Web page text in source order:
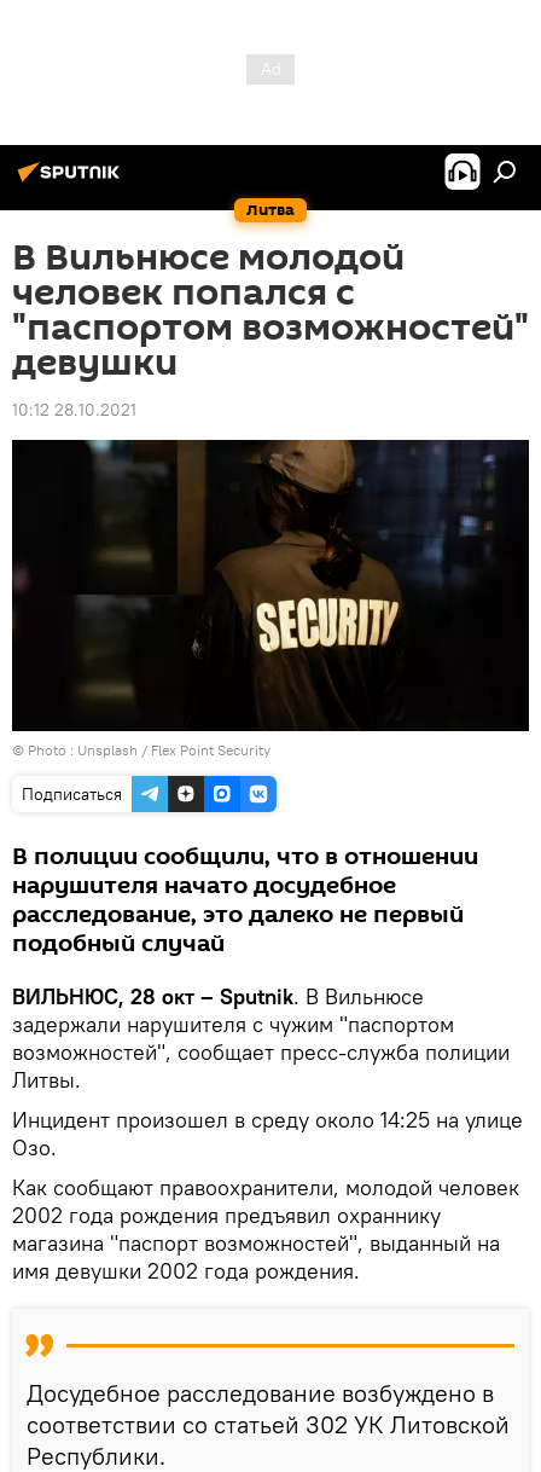
Литва
В Вильнюсе молодой
человек попался с
"паспортом возможностей"
девушки
10:12 28.10.2021
© Photo : Unsplash / Flex Point Security
Подписаться
В полиции сообщили, что в отношении
нарушителя начато досудебное
расследование, это далеко не первый
подобный случай
ВИЛЬНЮС, 28 окт – Sputnik. В Вильнюсе
задержали нарушителя с чужим "паспортом
возможностей", сообщает пресс-служба полиции
Литвы.
Инцидент произошел в среду около 14:25 на улице
Озо.
Как сообщают правоохранители, молодой человек
2002 года рождения предъявил охраннику
магазина "паспорт возможностей", выданный на
имя девушки 2002 года рождения.
Досудебное расследование возбуждено в
соответствии со статьей 302 УК Литовской
Республики.